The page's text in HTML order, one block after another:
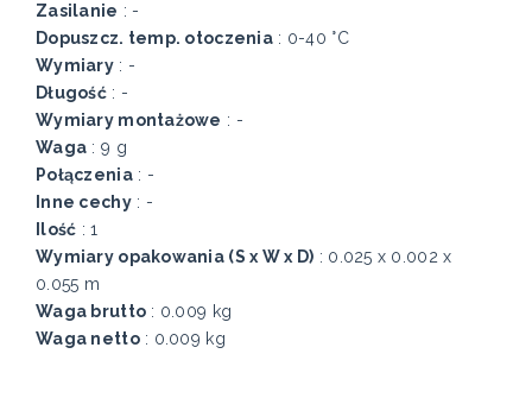
Zasilanie : -
Dopuszcz. temp. otoczenia : 0-40 °C
Wymiary: -
Długość: -
Wymiary montażowe : -
Waga : 9 g
Połączenia: -
Inne cechy: -
Ilość : 1
Wymiary opakowania (S x W x D) : 0.025 x 0.002 x
0.055 m
Waga brutto : 0.009 kg
Waga netto: 0.009 kg